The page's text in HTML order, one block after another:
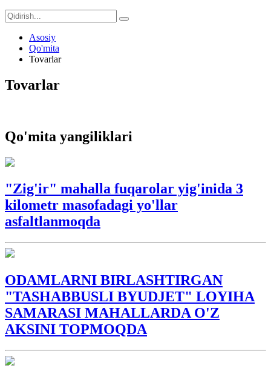
Asosiy
Qo'mita
Tovarlar
Tovarlar
Qo'mita yangiliklari
"Zig'ir" mahalla fuqarolar yig'inida 3
kilometr masofadagi yo'llar
asfaltlanmoqda
ODAMLARNI BIRLASHTIRGAN
"TASHABBUSLI BYUDJET" LOYIHA
SAMARASI MAHALLARDA O'Z
AKSINI TOPMOQDA